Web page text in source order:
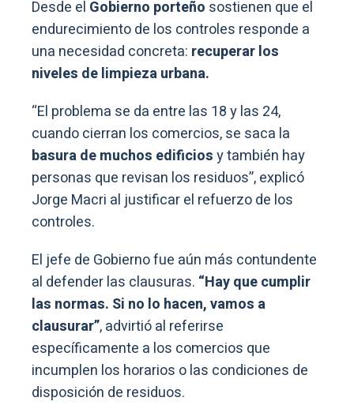
Desde el Gobierno porteño sostienen que el
endurecimiento de los controles responde a
una necesidad concreta: recuperar los
niveles de limpieza urbana.
“El problema se da entre las 18 y las 24,
cuando cierran los comercios, se saca la
basura de muchos edificiosy también hay
personas que revisan los residuos”, explicó
Jorge Macri al justificar el refuerzo de los
controles.
El jefe de Gobierno fue aún más contundente
al defender las clausuras. “Hay que cumplir
las normas. Si no lo hacen, vamos a
clausurar”, advirtió al referirse
específicamente a los comercios que
incumplen los horarios o las condiciones de
disposición de residuos.